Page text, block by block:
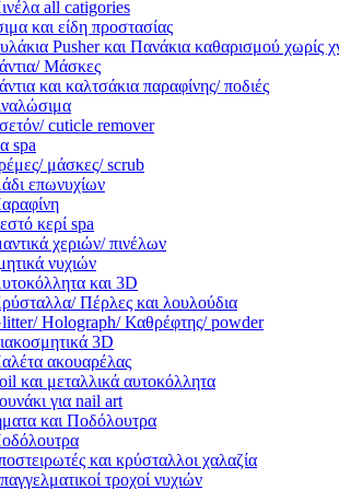
all catigories
και είδη προστασίας
Pusher και Πανάκια καθαρισμού χωρίς
Μάσκες
και καλτσάκια παραφίνης/ ποδιές
cuticle remover
spa
μάσκες/ scrub
επωνυχίων
κερί spa
χεριών/ πινέλων
νυχιών
και 3D
Πέρλες και λουλούδια
Holograph/ Καθρέφτης/ powder
3D
ακουαρέλας
και μεταλλικά αυτοκόλλητα
για nail art
και Ποδόλουτρα
και κρύσταλλοι χαλαζία
τροχοί νυχιών